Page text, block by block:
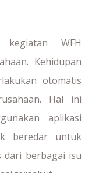
WFH
Kehidupan
otomatis
Hal ini
aplikasi
beredar untuk
dari berbagai isu